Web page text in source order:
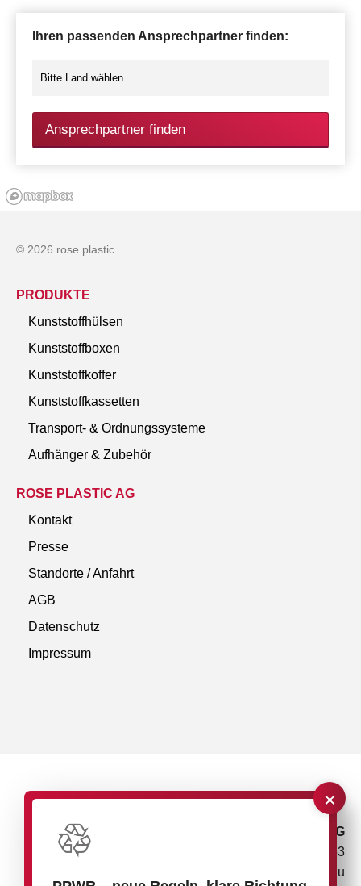
×
Ihren passenden Ansprechpartner finden:
Ansprechpartner finden
rose plastic AG
Rupolzer Straße 53
88138 Hergensweiler/Lindau
© 2026 rose plastic
PRODUKTE
Kunststoffhülsen
Kunststoffboxen
Kunststoffkoffer
Kunststoffkassetten
Transport- & Ordnungssysteme
Aufhänger & Zubehör
ROSE PLASTIC AG
Kontakt
Presse
Standorte / Anfahrt
AGB
Datenschutz
Impressum